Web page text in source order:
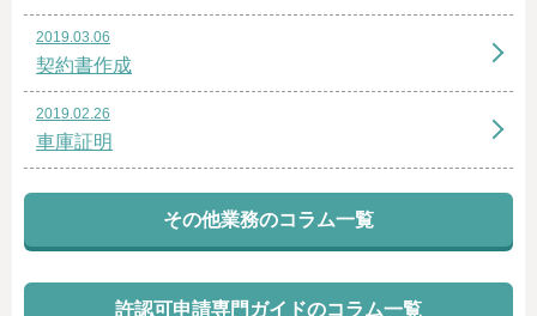
2019.03.06
契約書作成
2019.02.26
車庫証明
その他業務のコラム一覧
許認可申請専門ガイドのコラム一覧